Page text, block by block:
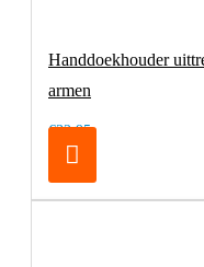
Handdoekhouder
armen
€32,95